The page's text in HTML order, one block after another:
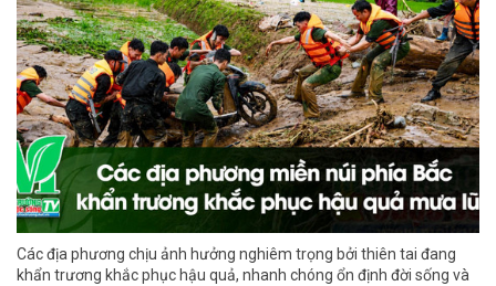
Các địa phương chịu ảnh hưởng nghiêm trọng bởi thiên tai đang
khẩn trương khắc phục hậu quả, nhanh chóng ổn định đời sống và